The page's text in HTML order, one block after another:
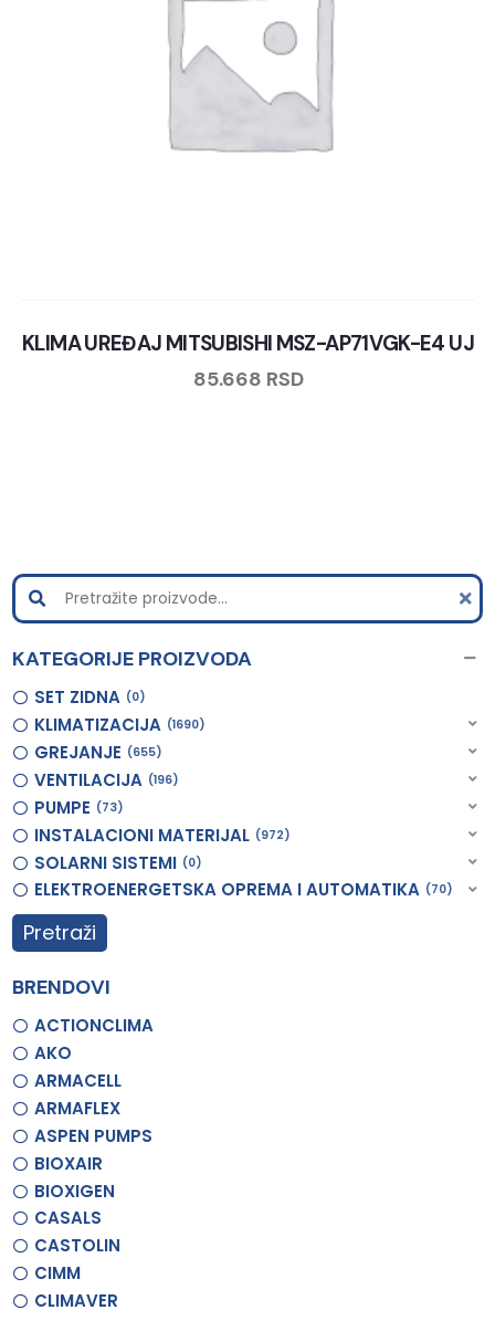
KLIMA UREĐAJ MITSUBISHI MSZ-AP71VGK-E4 UJ
85.668 RSD
KATEGORIJE PROIZVODA
SET ZIDNA 0
KLIMATIZACIJA 1690
GREJANJE 655
VENTILACIJA 196
PUMPE 73
INSTALACIONI MATERIJAL 972
SOLARNI SISTEMI 0
ELEKTROENERGETSKA OPREMA I AUTOMATIKA 70
Pretraži
BRENDOVI
ACTIONCLIMA
AKO
ARMACELL
ARMAFLEX
ASPEN PUMPS
BIOXAIR
BIOXIGEN
CASALS
CASTOLIN
CIMM
CLIMAVER